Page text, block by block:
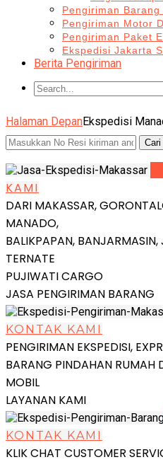
Pengiriman
Pengiriman Motor
Pengiriman Paket
Ekspedisi Jakarta
Berita Pengiriman
Halaman DepanEkspedisi
KAMI
DARI MAKASSAR,
MANADO,
BALIKPAPAN,
TERNATE
PUJIWATI CARGO
JASA PENGIRIMAN BARANG
KONTAK KAMI
PENGIRIMAN EKSPEDISI,
BARANG PINDAHAN RUMAH
MOBIL
LAYANAN KAMI
KONTAK KAMI
KLIK CHAT CUSTOMER